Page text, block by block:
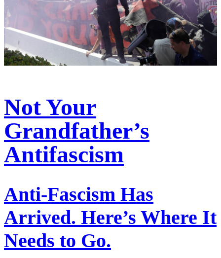
Not Your
Grandfather’s
Antifascism
Anti-Fascism Has
Arrived. Here’s Where It
Needs to Go.